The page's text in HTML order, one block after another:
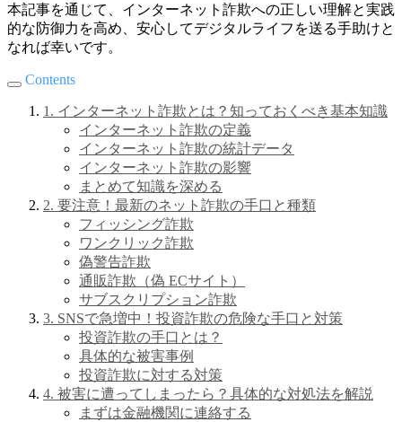
本記事を通じて、インターネット詐欺への正しい理解と実践
的な防御力を高め、安心してデジタルライフを送る手助けと
なれば幸いです。
Contents
1. インターネット詐欺とは？知っておくべき基本知識
インターネット詐欺の定義
インターネット詐欺の統計データ
インターネット詐欺の影響
まとめて知識を深める
2. 要注意！最新のネット詐欺の手口と種類
フィッシング詐欺
ワンクリック詐欺
偽警告詐欺
通販詐欺（偽 ECサイト）
サブスクリプション詐欺
3. SNSで急増中！投資詐欺の危険な手口と対策
投資詐欺の手口とは？
具体的な被害事例
投資詐欺に対する対策
4. 被害に遭ってしまったら？具体的な対処法を解説
まずは金融機関に連絡する